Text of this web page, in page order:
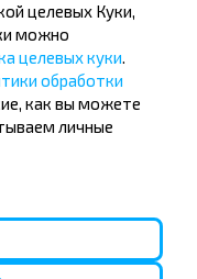
было устройство для
автоматического
дверей. Водитель
объявлял остановки
будем стоять, только
запросу. Также на
очень холодно и
целевых Куки,
можно
целевых куки.
обработки
как вы можете
личные